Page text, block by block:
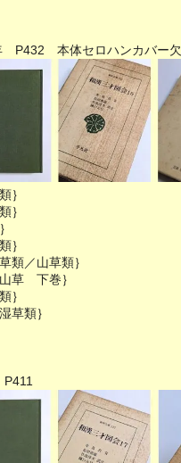
P432 本体セロハンカバー欠
｝
｝
｝
／山草類｝
草 下巻｝
｝
草類｝
P411